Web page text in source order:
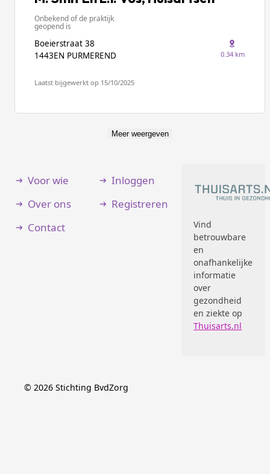
Onbekend of de praktijk
geopend is
Boeierstraat 38
1443EN PURMEREND
0.34 km
Laatst bijgewerkt op 15/10/2025
Meer weergeven
Voor wie
Over ons
Contact
Inloggen
Registreren
Vind
betrouwbare
en
onafhankelijke
informatie
over
gezondheid
en ziekte op
Thuisarts.nl
© 2026 Stichting BvdZorg